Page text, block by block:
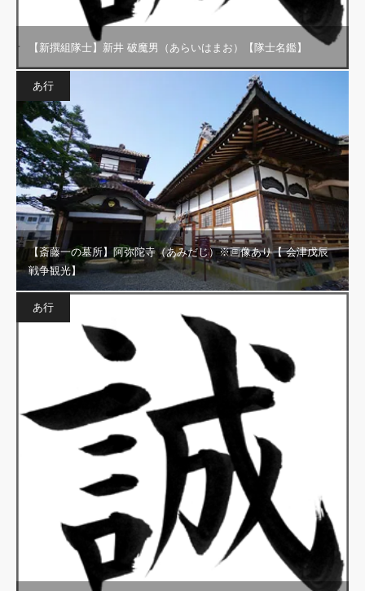
【新撰組隊士】新井 破魔男（あらいはまお）【隊士名鑑】
あ行
【斎藤一の墓所】阿弥陀寺（あみだじ）※画像あり【 会津戊辰
戦争観光】
あ行